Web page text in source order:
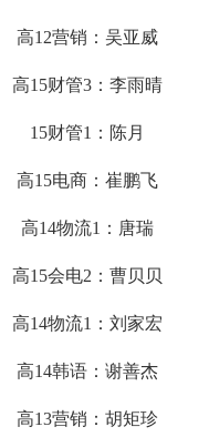
高12营销：吴亚威
高15财管3：李雨晴
15财管1：陈月
高15电商：崔鹏飞
高14物流1：唐瑞
高15会电2：曹贝贝
高14物流1：刘家宏
高14韩语：谢善杰
高13营销：胡矩珍